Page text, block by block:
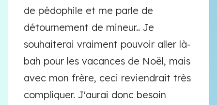
de pédophile et me parle de
détournement de mineur.. Je
souhaiterai vraiment pouvoir aller là-
bah pour les vacances de Noël, mais
avec mon frère, ceci reviendrait très
compliquer. J'aurai donc besoin